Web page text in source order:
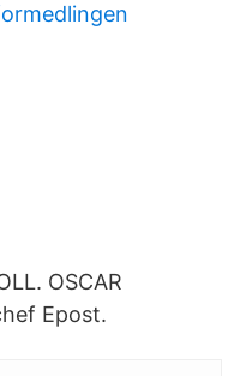
OSCAR
Epost.